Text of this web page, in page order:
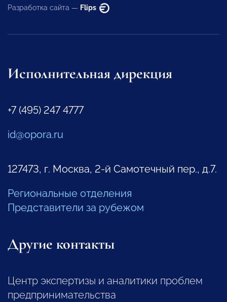
Разработка сайта — Flips
Исполнительная дирекция
+7 (495) 247 4777
id@opora.ru
127473, г. Москва, 2-й Самотечный пер., д.7.
Региональные отделения
Представители за рубежом
Другие контакты
Центр экспертизы и аналитики проблем
предпринимательства